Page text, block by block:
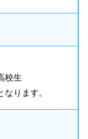
校生
ります。